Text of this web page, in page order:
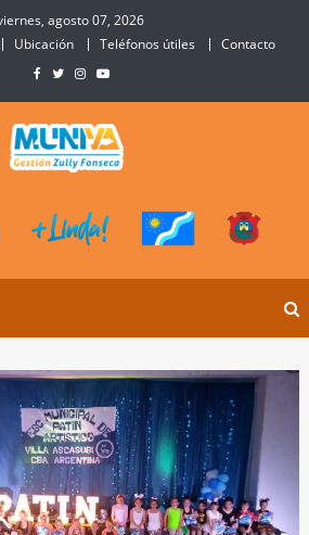
agosto 07, 2026
Ubicación Teléfonos útiles Contacto